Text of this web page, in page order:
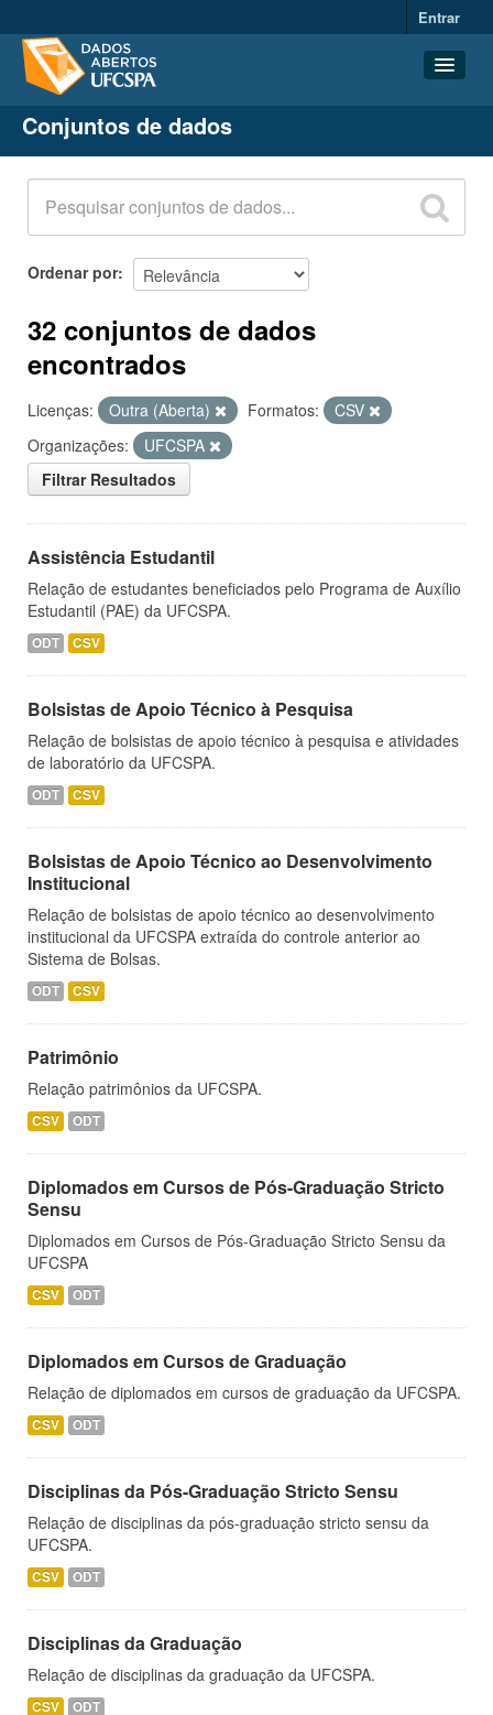
Entrar
Conjuntos de dados
Organizações
Grupos
Sobre
Conjuntos de dados
Ordenar por
32 conjuntos de dados
encontrados
Licenças: Outra (Aberta) Formatos:
CSV
Organizações:
UFCSPA
Filtrar Resultados
Assistência Estudantil
Relação de estudantes beneficiados pelo Programa de Auxílio
Estudantil (PAE) da UFCSPA.
ODT CSV
Bolsistas de Apoio Técnico à Pesquisa
Relação de bolsistas de apoio técnico à pesquisa e atividades
de laboratório da UFCSPA.
ODT CSV
Bolsistas de Apoio Técnico ao Desenvolvimento
Institucional
Relação de bolsistas de apoio técnico ao desenvolvimento
institucional da UFCSPA extraída do controle anterior ao
Sistema de Bolsas.
ODT CSV
Patrimônio
Relação patrimônios da UFCSPA.
CSV ODT
Diplomados em Cursos de Pós-Graduação Stricto
Sensu
Diplomados em Cursos de Pós-Graduação Stricto Sensu da
UFCSPA
CSV ODT
Diplomados em Cursos de Graduação
Relação de diplomados em cursos de graduação da UFCSPA.
CSV ODT
Disciplinas da Pós-Graduação Stricto Sensu
Relação de disciplinas da pós-graduação stricto sensu da
UFCSPA.
CSV ODT
Disciplinas da Graduação
Relação de disciplinas da graduação da UFCSPA.
CSV ODT